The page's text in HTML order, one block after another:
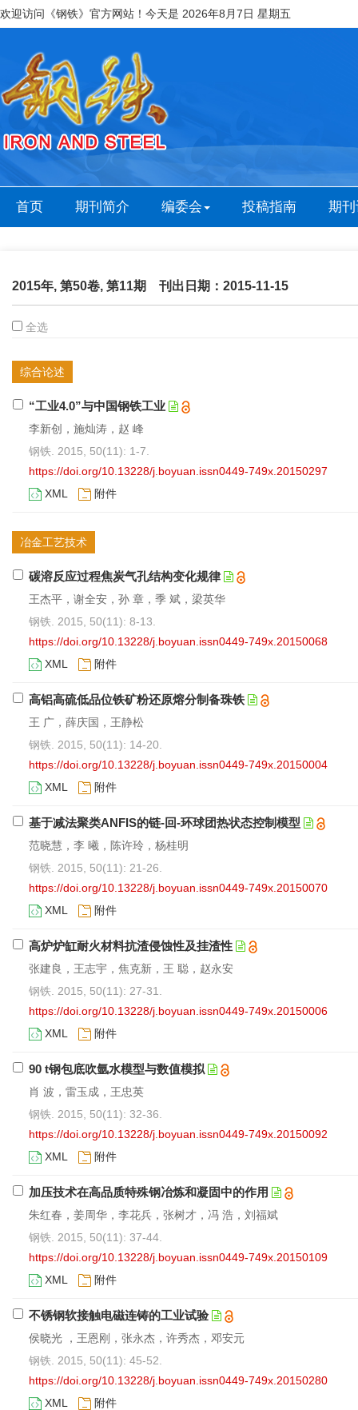
欢迎访问《钢铁》官方网站！今天是 2026年8月7日 星期五
首页 期刊简介 编委会 投稿指南 期
2015年, 第50卷, 第11期 刊出日期：2015-11-15
全选
综合论述
“工业4.0”与中国钢铁工业
李新创，施灿涛，赵 峰
钢铁. 2015, 50(11): 1-7.
https://doi.org/10.13228/j.boyuan.issn0449-749x.20150297
XML
附件
冶金工艺技术
碳溶反应过程焦炭气孔结构变化规律
王杰平，谢全安，孙 章，季 斌，梁英华
钢铁. 2015, 50(11): 8-13.
https://doi.org/10.13228/j.boyuan.issn0449-749x.20150068
XML
附件
高铝高硫低品位铁矿粉还原熔分制备珠铁
王 广，薛庆国，王静松
钢铁. 2015, 50(11): 14-20.
https://doi.org/10.13228/j.boyuan.issn0449-749x.20150004
XML
附件
基于减法聚类ANFIS的链-回-环球团热状态控制模型
范晓慧，李 曦，陈许玲，杨桂明
钢铁. 2015, 50(11): 21-26.
https://doi.org/10.13228/j.boyuan.issn0449-749x.20150070
XML
附件
高炉炉缸耐火材料抗渣侵蚀性及挂渣性
张建良，王志宇，焦克新，王 聪，赵永安
钢铁. 2015, 50(11): 27-31.
https://doi.org/10.13228/j.boyuan.issn0449-749x.20150006
XML
附件
90 t钢包底吹氩水模型与数值模拟
肖 波，雷玉成，王忠英
钢铁. 2015, 50(11): 32-36.
https://doi.org/10.13228/j.boyuan.issn0449-749x.20150092
XML
附件
加压技术在高品质特殊钢冶炼和凝固中的作用
朱红春，姜周华，李花兵，张树才，冯 浩，刘福斌
钢铁. 2015, 50(11): 37-44.
https://doi.org/10.13228/j.boyuan.issn0449-749x.20150109
XML
附件
不锈钢软接触电磁连铸的工业试验
侯晓光 ，王恩刚，张永杰，许秀杰，邓安元
钢铁. 2015, 50(11): 45-52.
https://doi.org/10.13228/j.boyuan.issn0449-749x.20150280
XML
附件